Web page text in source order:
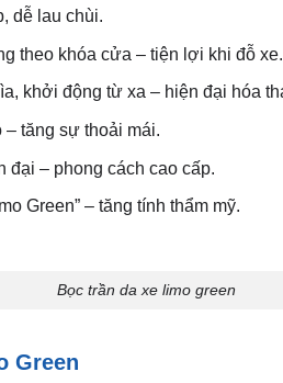
dễ lau chùi.
theo khóa cửa – tiện lợi khi đỗ xe.
khởi động từ xa – hiện đại hóa
tăng sự thoải mái.
đại – phong cách cao cấp.
Green” – tăng tính thẩm mỹ.
Bọc trần da xe limo green
Green